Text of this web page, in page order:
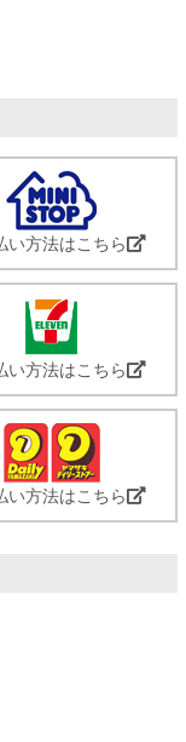
い方法はこちら
い方法はこちら
い方法はこちら